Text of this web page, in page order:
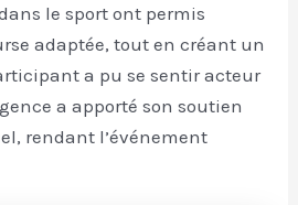
le sport ont permis
adaptée, tout en créant un
a pu se sentir acteur
a apporté son soutien
rendant l’événement